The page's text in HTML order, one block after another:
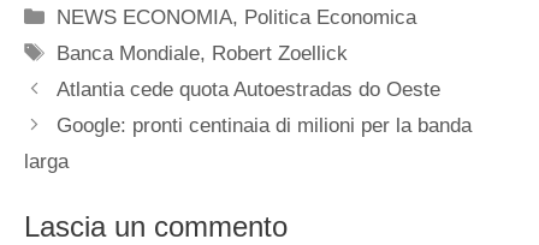
Categorie
NEWS ECONOMIA, Politica Economica
Tag
Banca Mondiale, Robert Zoellick
Atlantia cede quota Autoestradas do Oeste
Google: pronti centinaia di milioni per la banda
larga
Lascia un commento